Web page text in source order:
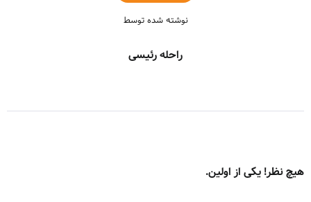
نوشته شده توسط
راحله رئیسی
هیچ نظر! یکی از اولین.